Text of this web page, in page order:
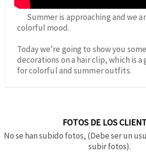
Summer is approaching and we
colorful mood.
Today we’re going to show you
decorations on a hair clip, which is a
for colorful and summer outfits.
FOTOS DE LOS
No se han subido fotos, (Debe ser un
subir fotos).